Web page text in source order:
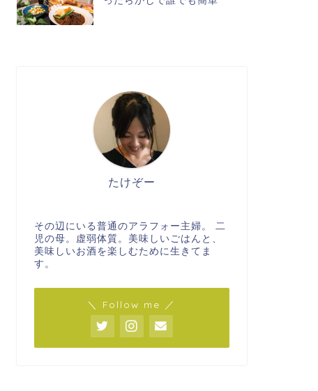
たけぞー
その辺にいる普通のアラフォー主婦。 二
児の母。虚弱体質。美味しいごはんと、
美味しいお酒を楽しむために生きてま
す。
＼ Follow me ／